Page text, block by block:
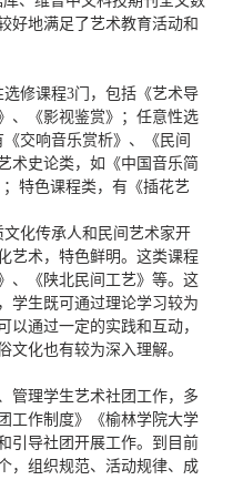
好地满足了艺术教育活动和
选修课程3门，包括《艺术导
、《影视鉴赏》；任意性选
交响音乐赏析》、《民间
术史论类，如《中国音乐简
；特色课程类，有《插花艺
化传承人和民间艺术家开
艺术，特色鲜明。这类课程
、
《陕北民间工艺》等。这
学生既可通过理论学习较为
以通过一定的实践和互动，
文化也有较为深入理解。
管理学生艺术社团工作，多
工作制度》《榆林学院大学
引导社团开展工作。到目前
，组织规范、活动规律、成